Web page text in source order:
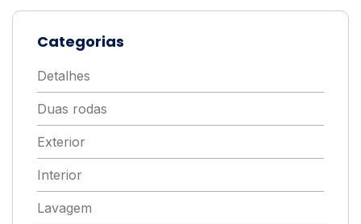
Categorias
Detalhes
Duas rodas
Exterior
Interior
Lavagem